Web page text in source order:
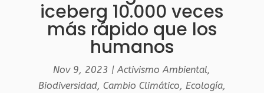
iceberg 10.000 veces
más rápido que los
humanos
Nov 9, 2023 |Activismo Ambiental,
Biodiversidad, Cambio Climático, Ecología,